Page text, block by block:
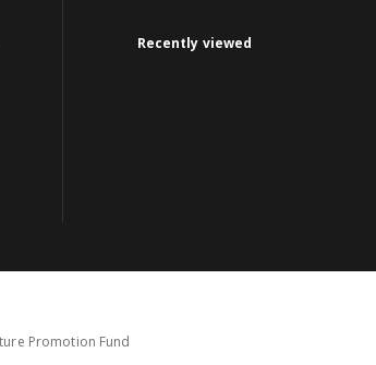
Recently viewed
Promotion Fund